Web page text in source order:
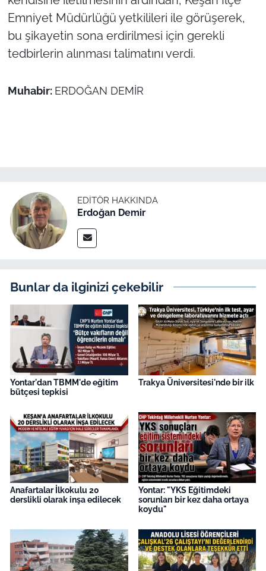
Emniyet Müdürlüğü yetkilileri ile görüşerek,
bu şikayetin sona erdirilmesi için gerekli
tedbirlerin alınması talimatını verdi.
Muhabir: ERDOĞAN DEMİR
EDITÖR HAKKINDA
Erdoğan Demir
Bunlar da ilginizi çekebilir
Yontar'dan TBMM'de eğitim
bütçesi tepkisi
Trakya Üniversitesi'nde bir ilk
Anafartalar İlkokulu 20
derslikli olarak inşa edilecek
Yontar: "YKS Eğitimdeki
sorunları bir kez daha ortaya
koydu"